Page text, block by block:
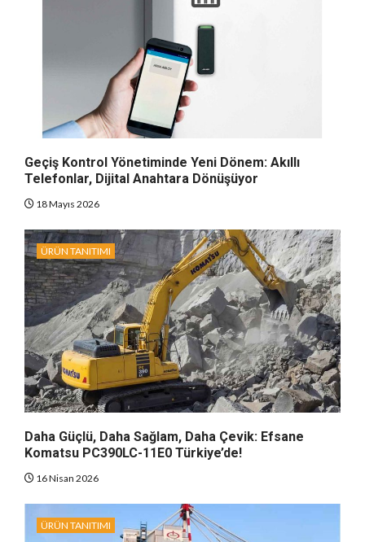
Geçiş Kontrol Yönetiminde Yeni Dönem: Akıllı
Telefonlar, Dijital Anahtara Dönüşüyor
18 Mayıs 2026
ÜRÜN TANITIMI
Daha Güçlü, Daha Sağlam, Daha Çevik: Efsane
Komatsu PC390LC-11E0 Türkiye’de!
16 Nisan 2026
ÜRÜN TANITIMI